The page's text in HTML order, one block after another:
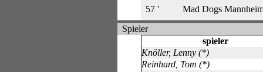
57 '
Mad Dogs
Spieler
spieler
Knöller, Lenny (*)
Reinhard, Tom (*)